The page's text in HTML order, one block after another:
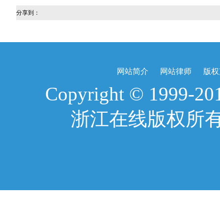
分享到：
网站简介 网站律师 版
Copyright © 1999-
浙江在线版权所